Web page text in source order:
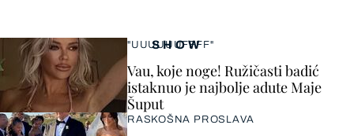
SHOW
"UUUUUUFFFF"
Vau, koje noge! Ružičasti badić
istaknuo je najbolje adute Maje
Šuput
RASKOŠNA PROSLAVA